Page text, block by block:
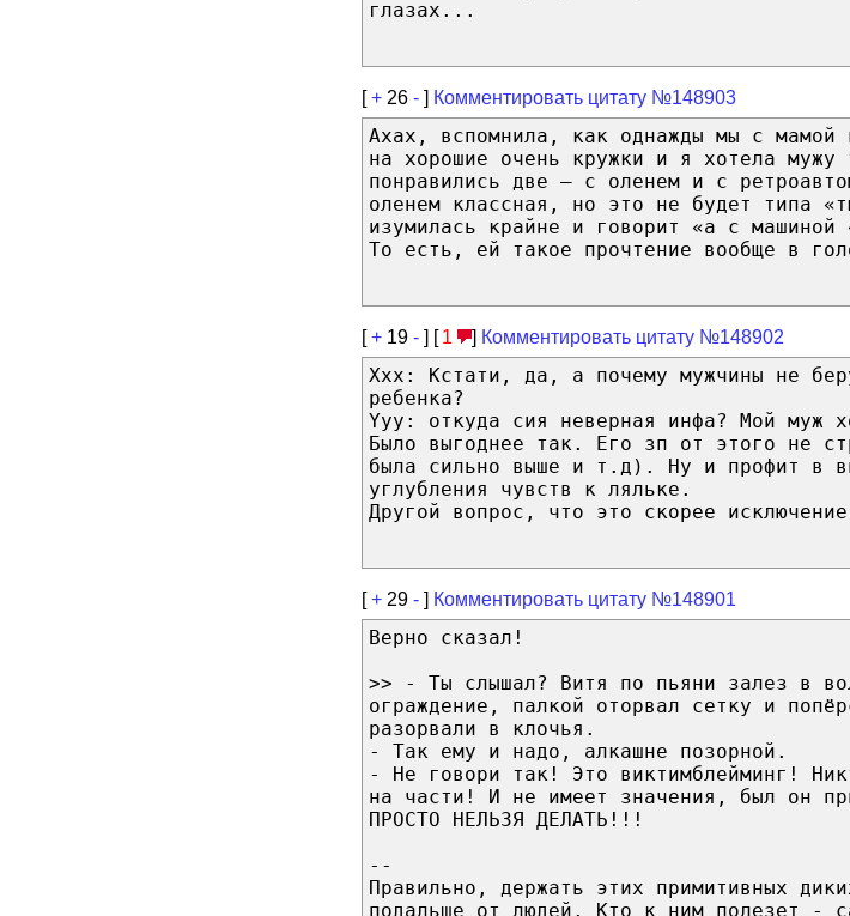
глазах...
[+ 26 - ] Комментировать цитату №148903
Ахах, вспомнила, как однажды мы с мамой
на хорошие очень кружки и я хотела мужу
понравились две — с оленем и с
оленем классная, но это не будет типа
изумилась крайне и говорит «а с
То есть, ей такое прочтение вообще в
[+ 19 - ] [ 1 ] Комментировать цитату №148902
Xxx: Кстати, да, а почему мужчины не
ребенка?
Yyy: откуда сия неверная инфа? Мой муж
Было выгоднее так. Его зп от этого не
была сильно выше и т.д). Ну и профит в
углубления чувств к ляльке.
Другой вопрос, что это скорее
[+ 29 - ] Комментировать цитату №148901
Верно сказал!
>> - Ты слышал? Витя по пьяни залез в
ограждение, палкой оторвал сетку и
разорвали в клочья.
- Так ему и надо, алкашне позорной.
- Не говори так! Это виктимблейминг!
на части! И не имеет значения, был он
ПРОСТО НЕЛЬЗЯ ДЕЛАТЬ!!!
--
Правильно, держать этих примитивных
подальше от людей. Кто к ним полезет -